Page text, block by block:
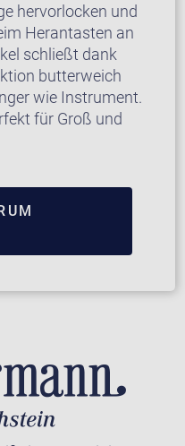
hervorlocken und
Herantasten an
schließt dank
butterweich
wie Instrument.
für Groß und